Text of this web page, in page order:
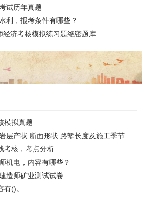
试历年真题
利，报考条件有哪些？
经济考核模拟练习题绝密题库
模拟真题
形状.路堑长度及施工季节，并结合土石方调配选用()开挖。
考核，考点分析
机电，内容有哪些？
造师矿业测试试卷
()。